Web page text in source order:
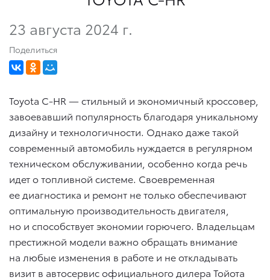
23 августа 2024 г.
Поделиться
Toyota C-HR — стильный и экономичный кроссовер,
завоевавший популярность благодаря уникальному
дизайну и технологичности. Однако даже такой
современный автомобиль нуждается в регулярном
техническом обслуживании, особенно когда речь
идет о топливной системе. Своевременная
ее диагностика и ремонт не только обеспечивают
оптимальную производительность двигателя,
но и способствует экономии горючего. Владельцам
престижной модели важно обращать внимание
на любые изменения в работе и не откладывать
визит в автосервис официального дилера Тойота